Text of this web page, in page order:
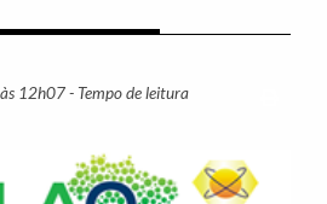
12h07 - Tempo de leitura